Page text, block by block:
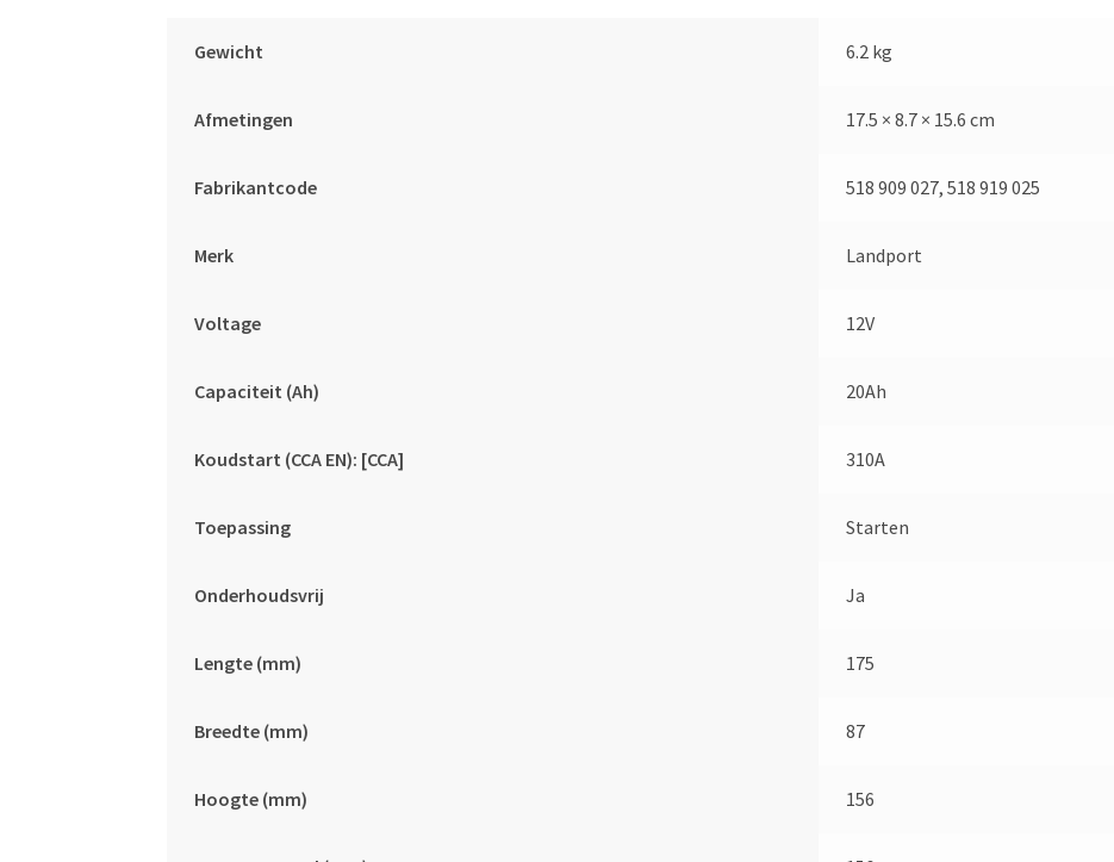
Gewicht 6.2 kg
Afmetingen 17.5 × 8.7 × 15.6 cm
Fabrikantcode 518 909 027, 518 919 025
Merk Landport
Voltage 12V
Capaciteit (Ah) 20Ah
Koudstart (CCA EN): [CCA] 310A
Toepassing Starten
Onderhoudsvrij Ja
Lengte (mm) 175
Breedte (mm) 87
Hoogte (mm) 156